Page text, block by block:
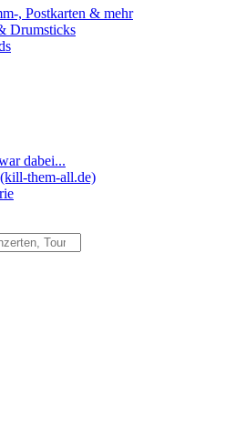
, Postkarten & mehr
Drumsticks
dabei...
them-all.de)